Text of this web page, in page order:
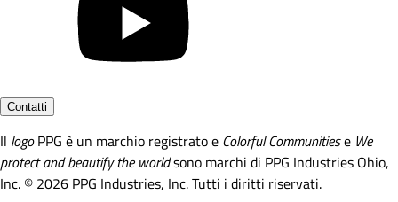
Contatti
Il logoPPG è un marchio registrato e Colorful Communitiese We
protect and beautify the worldsono marchi di PPG Industries Ohio,
Inc. © 2026 PPG Industries, Inc. Tutti i diritti riservati.